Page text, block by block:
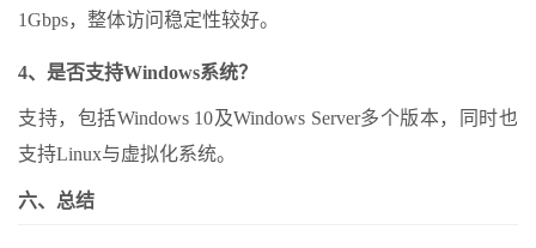
1Gbps，整体访问稳定性较好。
4、是否支持Windows系统？
支持，包括Windows 10及Windows Server多个版本，同时也
支持Linux与虚拟化系统。
六、总结